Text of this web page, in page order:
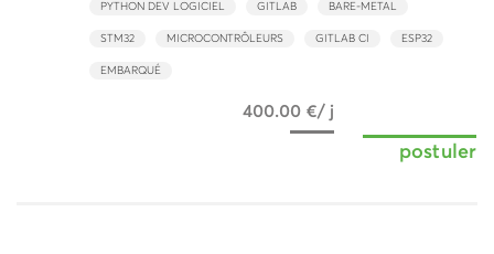
PYTHON DEV LOGICIEL GITLAB BARE-METAL
STM32 MICROCONTRÔLEURS GITLAB CI ESP32
EMBARQUÉ
400.00 €/ j
postuler